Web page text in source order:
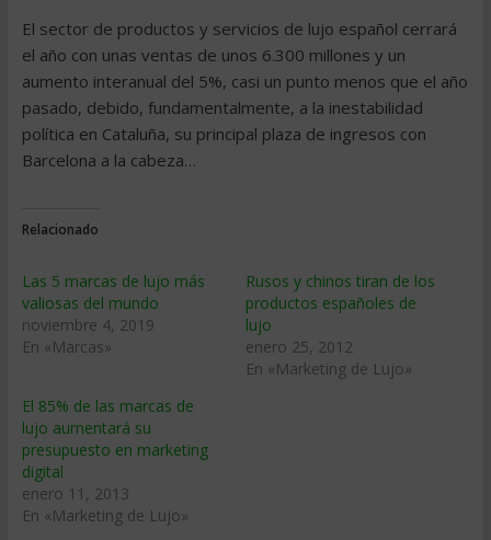
El sector de productos y servicios de lujo español cerrará
el año con unas ventas de unos 6.300 millones y un
aumento interanual del 5%, casi un punto menos que el año
pasado, debido, fundamentalmente, a la inestabilidad
política en Cataluña, su principal plaza de ingresos con
Barcelona a la cabeza…
Relacionado
Las 5 marcas de lujo más
valiosas del mundo
noviembre 4, 2019
En «Marcas»
Rusos y chinos tiran de los
productos españoles de
lujo
enero 25, 2012
En «Marketing de Lujo»
El 85% de las marcas de
lujo aumentará su
presupuesto en marketing
digital
enero 11, 2013
En «Marketing de Lujo»